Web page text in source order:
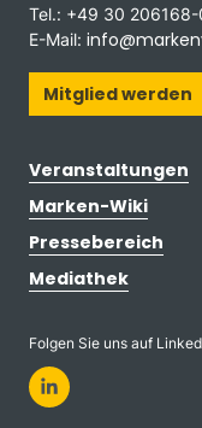
Tel.: +49 30 206168-
E-Mail:
Mitglied werden
Veranstaltungen
Marken-Wiki
Pressebereich
Mediathek
Folgen Sie uns auf